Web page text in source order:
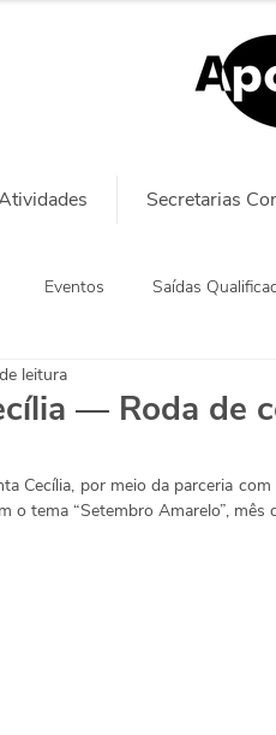
Secretarias
Eventos Saídas
— Roda de
leitura
Cecília, por meio da parceria
o tema “Setembro Amarelo”,